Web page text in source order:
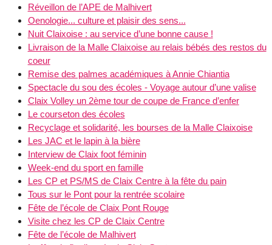
Réveillon de l’APE de Malhivert
Oenologie... culture et plaisir des sens...
Nuit Claixoise : au service d’une bonne cause !
Livraison de la Malle Claixoise au relais bébés des restos du
coeur
Remise des palmes académiques à Annie Chiantia
Spectacle du sou des écoles - Voyage autour d’une valise
Claix Volley un 2ème tour de coupe de France d’enfer
Le courseton des écoles
Recyclage et solidarité, les bourses de la Malle Claixoise
Les JAC et le lapin à la bière
Interview de Claix foot féminin
Week-end du sport en famille
Les CP et PS/MS de Claix Centre à la fête du pain
Tous sur le Pont pour la rentrée scolaire
Fête de l’école de Claix Pont Rouge
Visite chez les CP de Claix Centre
Fête de l’école de Malhivert